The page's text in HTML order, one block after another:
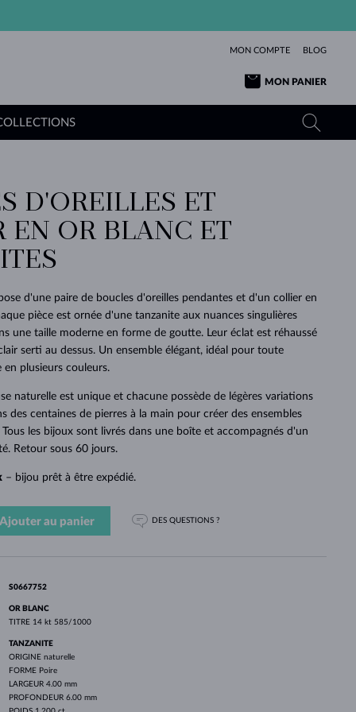
MON COMPTE BLOG
MON PANIER
DE SES
RÊVES
L'AMOUR
DÉCOUVRIR
OR JAUNE
OR ROSE
BEAUTÉ
PURE
TANZANITES
TOPAZES
TOURMALINES
POUR BÉBÉS
OR BLANC
PLUS
BELLES
TOURMALINES
MOLDAVITES
MINÉRAUX
OR BLANC
OR ROSE
PENDENTIFS
DÉCOUVRIR
INTEMPORELS
DÉCOUVRIR
DES
PERLES
DÉCOUVRIR
SAPHIRS
ÉMERAUDES
MOLDAVITES
MARIAGE
OR BLANC
AUTHENTIQUES
DÉCOUVRIR
BEAUTÉ
EXCEPTIONNELLES
DÉCOUVRIR
D'OREILLES ET
EN OR BLANC ET
d'une paire de boucles d'oreilles pendantes et d'un collier en
pièce est ornée d'une tanzanite aux nuances singulières
une taille moderne en forme de goutte. Leur éclat est réhaussé
serti au dessus. Un ensemble élégant, idéal pour toute
plusieurs couleurs.
naturelle est unique et chacune possède de légères variations
des centaines de pierres à la main pour créer des ensembles
les bijoux sont livrés dans une boîte et accompagnés d'un
Retour sous 60 jours.
– bijou prêt à être expédié.
Ajouter au panier DES QUESTIONS ?
S0667752
OR BLANC
TITRE 14 kt 585/1000
TANZANITE
ORIGINE naturelle
FORME Poire
LARGEUR 4.00 mm
PROFONDEUR 6.00 mm